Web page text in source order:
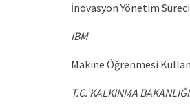
İnovasyon Yönetim
IBM
Makine Öğrenmesi
T.C. KALKINMA BAKANLIĞI